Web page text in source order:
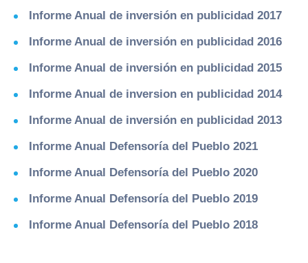
Informe Anual de inversión en publicidad 2017
Informe Anual de inversión en publicidad 2016
Informe Anual de inversión en publicidad 2015
Informe Anual de inversion en publicidad 2014
Informe Anual de inversión en publicidad 2013
Informe Anual Defensoría del Pueblo 2021
Informe Anual Defensoría del Pueblo 2020
Informe Anual Defensoría del Pueblo 2019
Informe Anual Defensoría del Pueblo 2018